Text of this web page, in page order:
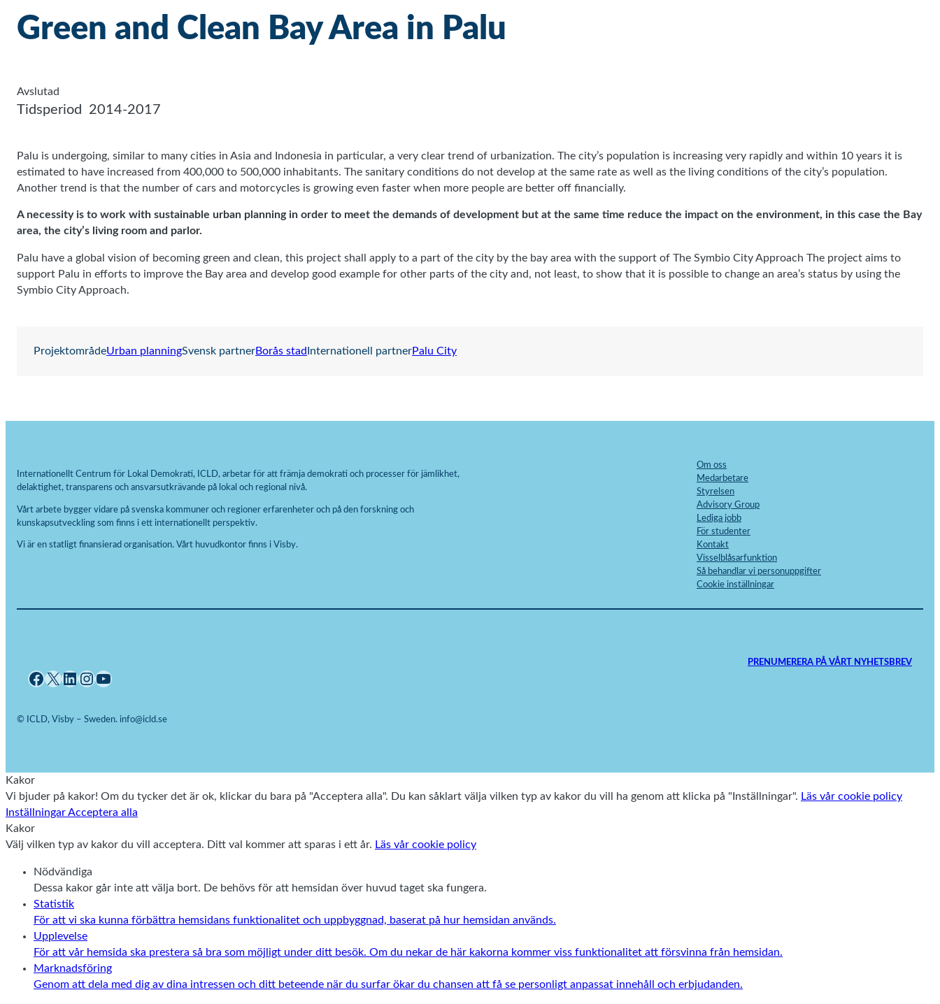
Green and Clean Bay Area in Palu
Avslutad
Tidsperiod 2014-2017
Palu is undergoing, similar to many cities in Asia and Indonesia in particular, a very clear trend of urbanization. The city’s population is increasing very rapidly and within 10 years it is
estimated to have increased from 400,000 to 500,000 inhabitants. The sanitary conditions do not develop at the same rate as well as the living conditions of the city’s population.
Another trend is that the number of cars and motorcycles is growing even faster when more people are better off financially.
A necessity is to work with sustainable urban planning in order to meet the demands of development but at the same time reduce the impact on the environment, in this case the Bay
area, the city’s living room and parlor.
Palu have a global vision of becoming green and clean, this project shall apply to a part of the city by the bay area with the support of The Symbio City Approach The project aims to
support Palu in efforts to improve the Bay area and develop good example for other parts of the city and, not least, to show that it is possible to change an area’s status by using the
Symbio City Approach.
ProjektområdeUrban planningSvensk partnerBorås stad Internationell partnerPalu City
Internationellt Centrum för Lokal Demokrati, ICLD, arbetar för att främja demokrati och processer för jämlikhet,
delaktighet, transparens och ansvarsutkrävande på lokal och regional nivå.
Vårt arbete bygger vidare på svenska kommuner och regioner erfarenheter och på den forskning och
kunskapsutveckling som finns i ett internationellt perspektiv.
Vi är en statligt finansierad organisation. Vårt huvudkontor finns i Visby.
Om oss
Medarbetare
Styrelsen
Advisory Group
Lediga jobb
För studenter
Kontakt
Visselblåsarfunktion
Så behandlar vi personuppgifter
Cookie inställningar
Facebook X LinkedIn InstagramYouTube
PRENUMERERA PÅ VÅRT NYHETSBREV
© ICLD, Visby – Sweden. info@icld.se
Kakor
Vi bjuder på kakor! Om du tycker det är ok, klickar du bara på "Acceptera alla". Du kan såklart välja vilken typ av kakor du vill ha genom att klicka på "Inställningar". Läs vår cookie policy
InställningarAcceptera alla
Kakor
Välj vilken typ av kakor du vill acceptera. Ditt val kommer att sparas i ett år. Läs vår cookie policy
Nödvändiga
Dessa kakor går inte att välja bort. De behövs för att hemsidan över huvud taget ska fungera.
Statistik
För att vi ska kunna förbättra hemsidans funktionalitet och uppbyggnad, baserat på hur hemsidan används.
Upplevelse
För att vår hemsida ska prestera så bra som möjligt under ditt besök. Om du nekar de här kakorna kommer viss funktionalitet att försvinna från hemsidan.
Marknadsföring
Genom att dela med dig av dina intressen och ditt beteende när du surfar ökar du chansen att få se personligt anpassat innehåll och erbjudanden.